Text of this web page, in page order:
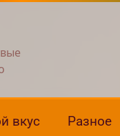
вкус Разное